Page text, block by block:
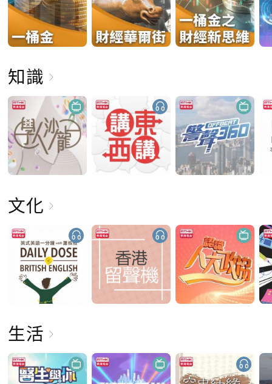
知識
文化
生活